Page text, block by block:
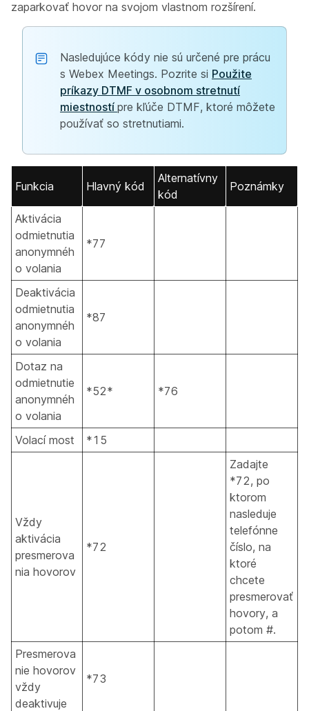
zaparkovať hovor na svojom vlastnom rozšírení.
Nasledujúce kódy nie sú určené pre prácu
s Webex Meetings. Pozrite si Použite
príkazy DTMF v osobnom stretnutí
miestností pre kľúče DTMF, ktoré môžete
používať so stretnutiami.
Funkcia Hlavný kód
Alternatívny
kód
Poznámky
Aktivácia
odmietnutia
anonymnéh
o volania
*77
Deaktivácia
odmietnutia
anonymnéh
o volania
*87
Dotaz na
odmietnutie
anonymnéh
o volania
*52* *76
Volací most *15
Vždy
aktivácia
presmerova
nia hovorov
*72
Zadajte
*72, po
ktorom
nasleduje
telefónne
číslo, na
ktoré
chcete
presmerovať
hovory, a
potom #.
Presmerova
nie hovorov
vždy
deaktivuje
*73